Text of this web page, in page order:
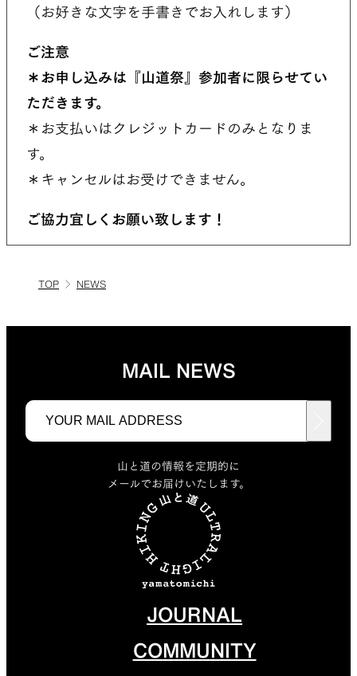
（お好きな文字を手書きでお入れします）
ご注意
＊お申し込みは『山道祭』参加者に限らせてい
ただきます。
＊お支払いはクレジットカードのみとなりま
す。
＊キャンセルはお受けできません。
ご協力宜しくお願い致します！
TOP NEWS
MAIL NEWS
山と道の情報を定期的に
メールでお届けいたします。
JOURNAL
COMMUNITY